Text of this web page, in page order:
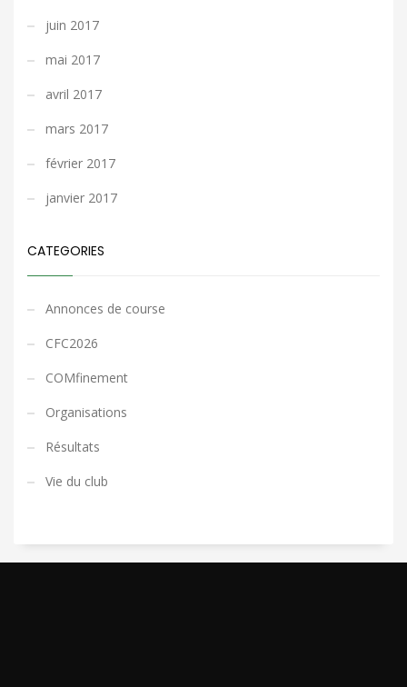
juin 2017
mai 2017
avril 2017
mars 2017
février 2017
janvier 2017
CATEGORIES
Annonces de course
CFC2026
COMfinement
Organisations
Résultats
Vie du club